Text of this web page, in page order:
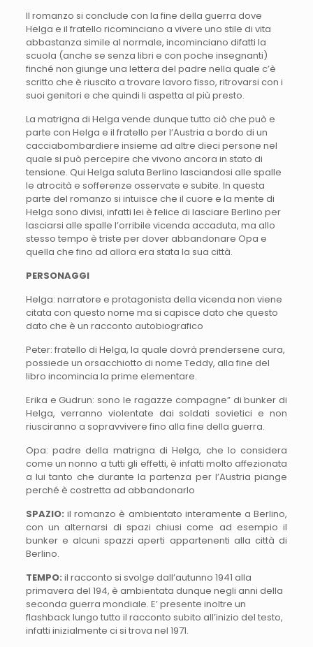
Il romanzo si conclude con la fine della guerra dove
Helga e il fratello ricominciano a vivere uno stile di vita
abbastanza simile al normale, incominciano difatti la
scuola (anche se senza libri e con poche insegnanti)
finché non giunge una lettera del padre nella quale c’è
scritto che è riuscito a trovare lavoro fisso, ritrovarsi con i
suoi genitori e che quindi li aspetta al più presto.
La matrigna di Helga vende dunque tutto ciò che può e
parte con Helga e il fratello per l’Austria a bordo di un
cacciabombardiere insieme ad altre dieci persone nel
quale si può percepire che vivono ancora in stato di
tensione. Qui Helga saluta Berlino lasciandosi alle spalle
le atrocità e sofferenze osservate e subite. In questa
parte del romanzo si intuisce che il cuore e la mente di
Helga sono divisi, infatti lei è felice di lasciare Berlino per
lasciarsi alle spalle l’orribile vicenda accaduta, ma allo
stesso tempo è triste per dover abbandonare Opa e
quella che fino ad allora era stata la sua città.
PERSONAGGI
Helga: narratore e protagonista della vicenda non viene
citata con questo nome ma si capisce dato che questo
dato che è un racconto autobiografico
Peter: fratello di Helga, la quale dovrà prendersene cura,
possiede un orsacchiotto di nome Teddy, alla fine del
libro incomincia la prime elementare.
Erika e Gudrun: sono le ragazze compagne” di bunker di
Helga, verranno violentate dai soldati sovietici e non
riusciranno a sopravvivere fino alla fine della guerra.
Opa: padre della matrigna di Helga, che lo considera
come un nonno a tutti gli effetti, è infatti molto affezionata
a lui tanto che durante la partenza per l’Austria piange
perché è costretta ad abbandonarlo
SPAZIO:il romanzo è ambientato interamente a Berlino,
con un alternarsi di spazi chiusi come ad esempio il
bunker e alcuni spazzi aperti appartenenti alla città di
Berlino.
TEMPO: il racconto si svolge dall’autunno 1941 alla
primavera del 194, è ambientata dunque negli anni della
seconda guerra mondiale. E’ presente inoltre un
flashback lungo tutto il racconto subito all’inizio del testo,
infatti inizialmente ci si trova nel 1971.